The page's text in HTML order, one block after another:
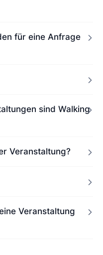
für eine Anfrage
sind Walking
Veranstaltung?
Veranstaltung